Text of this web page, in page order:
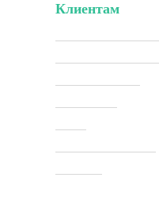
Клиентам